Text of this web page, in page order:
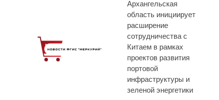
Архангельская
область инициирует
расширение
сотрудничества с
Китаем в рамках
проектов развития
портовой
инфраструктуры и
зеленой энергетики